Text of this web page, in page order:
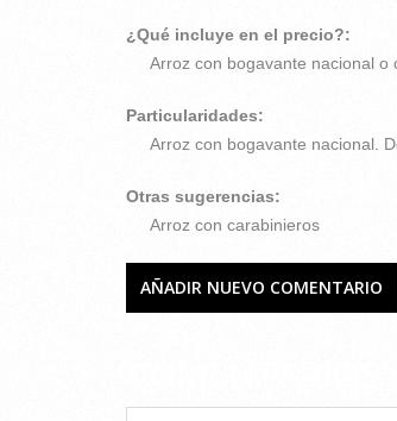
¿Qué incluye en el precio?:
Arroz con bogavante nacional o
Particularidades:
Arroz con bogavante nacional.
Otras sugerencias:
Arroz con carabinieros
AÑADIR NUEVO COMENTARIO